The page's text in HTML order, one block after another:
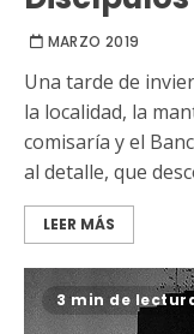
MARZO 2019
Una tarde de
la localidad, la
comisaría y el
al detalle, que
LEER MÁS
3 min de